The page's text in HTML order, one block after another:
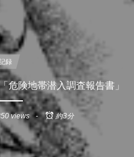
録
危険地帯潜入調査報告書」
views 約3分